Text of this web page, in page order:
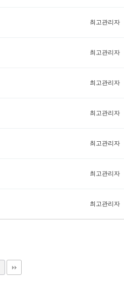
최고관리자
최고관리자
최고관리자
최고관리자
최고관리자
최고관리자
최고관리자